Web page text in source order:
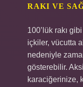
RAKI VE
100’lük rakı
içkiler, vücutta
nedeniyle
gösterebilir.
karaciğerinize,